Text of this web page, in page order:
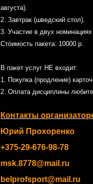
августа).
2. Завтрак (шведский стол).
3. Участие в двух
Стоимость пакета: 10000 р.
В пакет услуг НЕ входит:
1. Покупка (продление)
2. Оплата дисциплины
Контакты
Юрий Прохоренко
+375-29-676-98-78
msk.8778@mail.ru
belprofsport@mail.ru